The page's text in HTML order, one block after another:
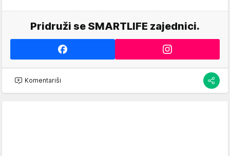
Pridruži se SMARTLIFE zajednici.
Komentariši